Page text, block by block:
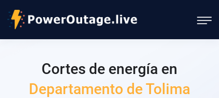
Cortes de energía en
Departamento de Tolima